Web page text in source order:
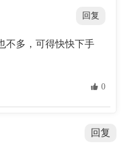
回复
不多，可得快快下手
 0
回复